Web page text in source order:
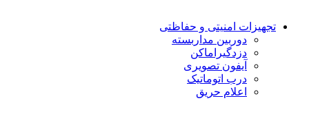
تجهیزات امنیتى و حفاظتی
دوربین مداربسته
دزدگیراماکن
آیفون تصویری
درب اتوماتیک
اعلام حریق